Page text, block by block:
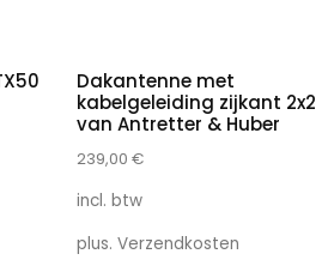
Dakantenne met
kabelgeleiding zijkant 2x2
van Antretter & Huber
239,00 €
incl. btw
plus. Verzendkosten